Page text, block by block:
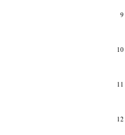
9
10
11
12